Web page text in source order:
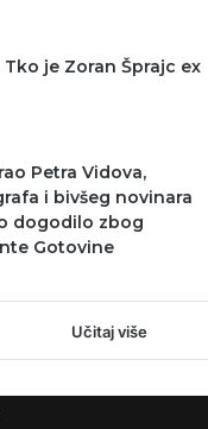
je Zoran Šprajc ex
Petra Vidova,
i bivšeg novinara
dogodilo zbog
Gotovine
Učitaj više